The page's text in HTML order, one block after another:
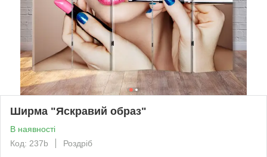
Ширма "Яскравий образ"
В наявності
Код: 237b
Роздріб